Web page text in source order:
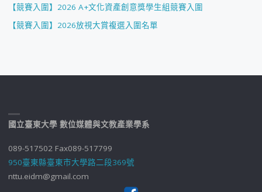
【競賽入圍】2026 A+文化資產創意獎學生組競賽入圍
【競賽入圍】2026放視大賞複選入圍名單
國立臺東大學 數位媒體與文教產業學系
089-517502 Fax089-517799
950臺東縣臺東市大學路二段369號
nttu.eidm@gmail.com